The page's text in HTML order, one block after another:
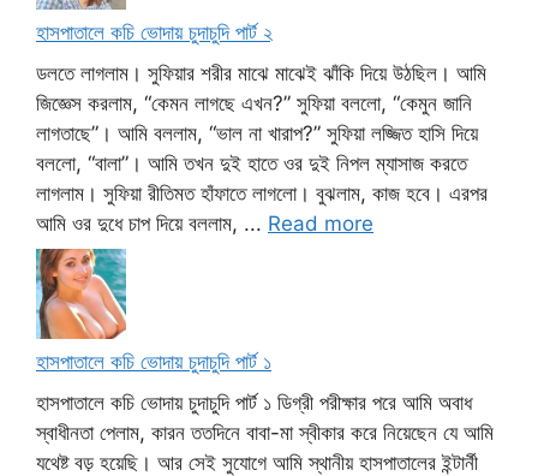
হাসপাতালে কচি ভোদায় চুদাচুদি পার্ট ২
ডলতে লাগলাম। সুফিয়ার শরীর মাঝে মাঝেই ঝাঁকি দিয়ে উঠছিল। আমি
জিজ্ঞেস করলাম, “কেমন লাগছে এখন?” সুফিয়া বললো, “কেমুন জানি
লাগতাছে”। আমি বললাম, “ভাল না খারাপ?” সুফিয়া লজ্জিত হাসি দিয়ে
বললো, “বালা”। আমি তখন দুই হাতে ওর দুই নিপল ম্যাসাজ করতে
লাগলাম। সুফিয়া রীতিমত হাঁফাতে লাগলো। বুঝলাম, কাজ হবে। এরপর
আমি ওর দুধে চাপ দিয়ে বললাম, ... Read more
হাসপাতালে কচি ভোদায় চুদাচুদি পার্ট ১
হাসপাতালে কচি ভোদায় চুদাচুদি পার্ট ১ ডিগ্রী পরীক্ষার পরে আমি অবাধ
স্বাধীনতা পেলাম, কারন ততদিনে বাবা-মা স্বীকার করে নিয়েছেন যে আমি
যথেষ্ট বড় হয়েছি। আর সেই সুযোগে আমি স্থানীয় হাসপাতালের ইন্টার্নী